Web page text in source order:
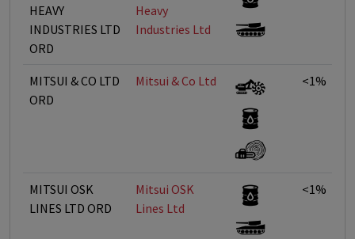
HEAVY
INDUSTRIES LTD
ORD
Heavy
Industries Ltd
MITSUI & CO LTD
ORD
Mitsui & Co Ltd <1%
MITSUI OSK
LINES LTD ORD
Mitsui OSK
Lines Ltd
<1%